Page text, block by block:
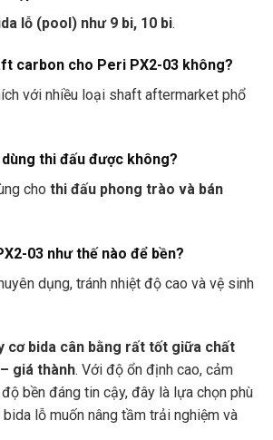
lỗ (pool) như 9 bi, 10 bi.
carbon cho Peri PX2-03 không?
với nhiều loại shaft aftermarket phổ
thi đấu được không?
cho thi đấu phong trào và bán
03 như thế nào để bền?
dụng, tránh nhiệt độ cao và vệ sinh
cơ bida cân bằng rất tốt giữa chất
giá thành. Với độ ổn định cao, cảm
bền đáng tin cậy, đây là lựa chọn phù
lỗ muốn nâng tầm trải nghiệm và